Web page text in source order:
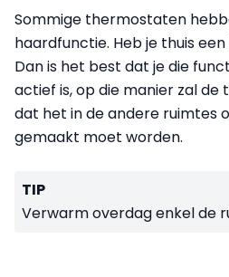
Sommige thermostaten
haardfunctie. Heb je thuis
Dan is het best dat je die
actief is, op die manier zal
dat het in de andere ruimtes
gemaakt moet worden.
TIP
Verwarm overdag enkel de